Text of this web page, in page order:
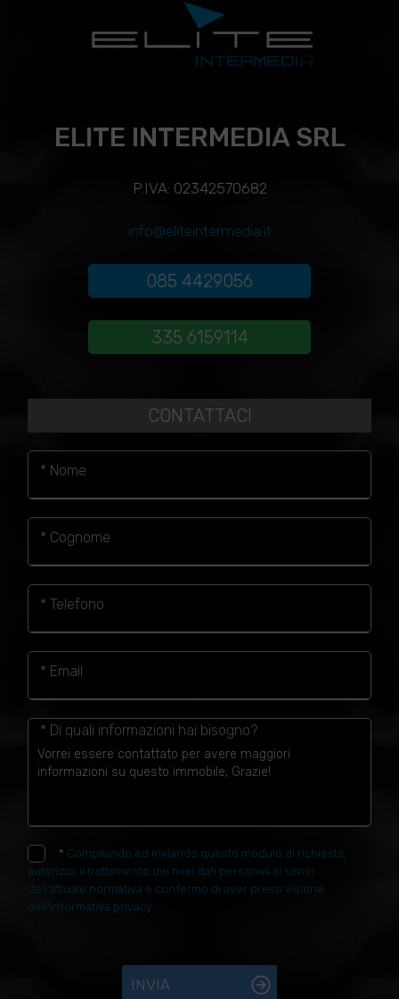
ELITE INTERMEDIA SRL
P.IVA: 02342570682
info@eliteintermedia.it
085 4429056
335 6159114
CONTATTACI
* Nome
* Cognome
* Telefono
* Email
* Di quali informazioni hai bisogno?
* Compilando ed inviando questo modulo di richiesta,
autorizzo il trattamento dei miei dati personali ai sensi
dell'attuale normativa e confermo di aver preso visione
dell'informativa privacy.
INVIA